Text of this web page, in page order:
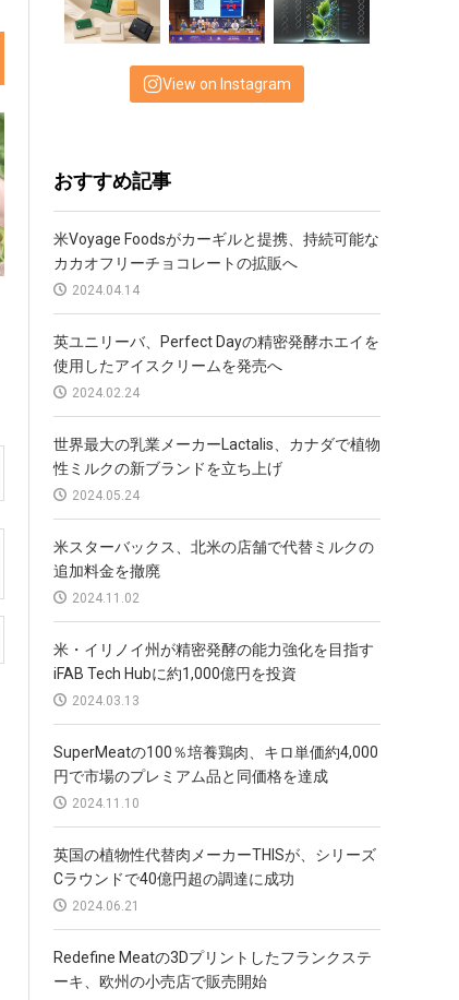
View on Instagram
おすすめ記事
米Voyage Foodsがカーギルと提携、持続可能な
カカオフリーチョコレートの拡販へ
2024.04.14
英ユニリーバ、Perfect Dayの精密発酵ホエイを
使用したアイスクリームを発売へ
2024.02.24
世界最大の乳業メーカーLactalis、カナダで植物
性ミルクの新ブランドを立ち上げ
2024.05.24
米スターバックス、北米の店舗で代替ミルクの
追加料金を撤廃
2024.11.02
米・イリノイ州が精密発酵の能力強化を目指す
iFAB Tech Hubに約1,000億円を投資
2024.03.13
SuperMeatの100％培養鶏肉、キロ単価約4,000
円で市場のプレミアム品と同価格を達成
2024.11.10
英国の植物性代替肉メーカーTHISが、シリーズ
Cラウンドで40億円超の調達に成功
2024.06.21
Redefine Meatの3Dプリントしたフランクステ
ーキ、欧州の小売店で販売開始